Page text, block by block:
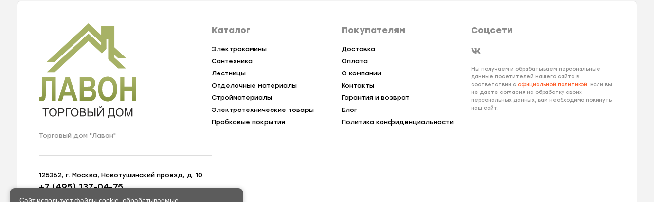
Торговый дом "Лавон"
125362, г. Москва, Новотушинский проезд, д. 10
+7 (495) 137-04-75
zakaz@lavon-shop.ru
Каталог
Электрокамины
Сантехника
Лестницы
Отделочные материалы
Стройматериалы
Электротехнические товары
Пробковые покрытия
Покупателям
Доставка
Оплата
О компании
Контакты
Гарантия и возврат
Блог
Политика конфиденциальности
Соцсети
Мы получаем и обрабатываем персональные
данные посетителей нашего сайта в
соответствии с официальной политикой. Если вы
не даете согласия на обработку своих
персональных данных, вам необходимо покинуть
наш сайт.
Сайт использует файлы cookie, обрабатываемые